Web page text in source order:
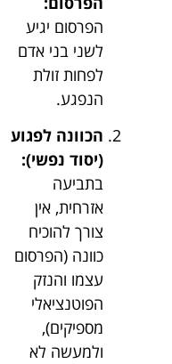
הפרסום יגיע
לשני בני אדם
לפחות זולת
הנפגע.
הכוונה לפגוע
(יסוד נפשי):
בתביעה
אזרחית, אין
צורך להוכיח
כוונה (הפרסום
עצמו והנזק
הפוטנציאלי
מספיקים),
ולמעשה לא